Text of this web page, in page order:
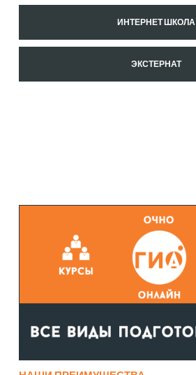
ИНТЕРНЕТ ШКОЛА
ЭКСТЕРНАТ